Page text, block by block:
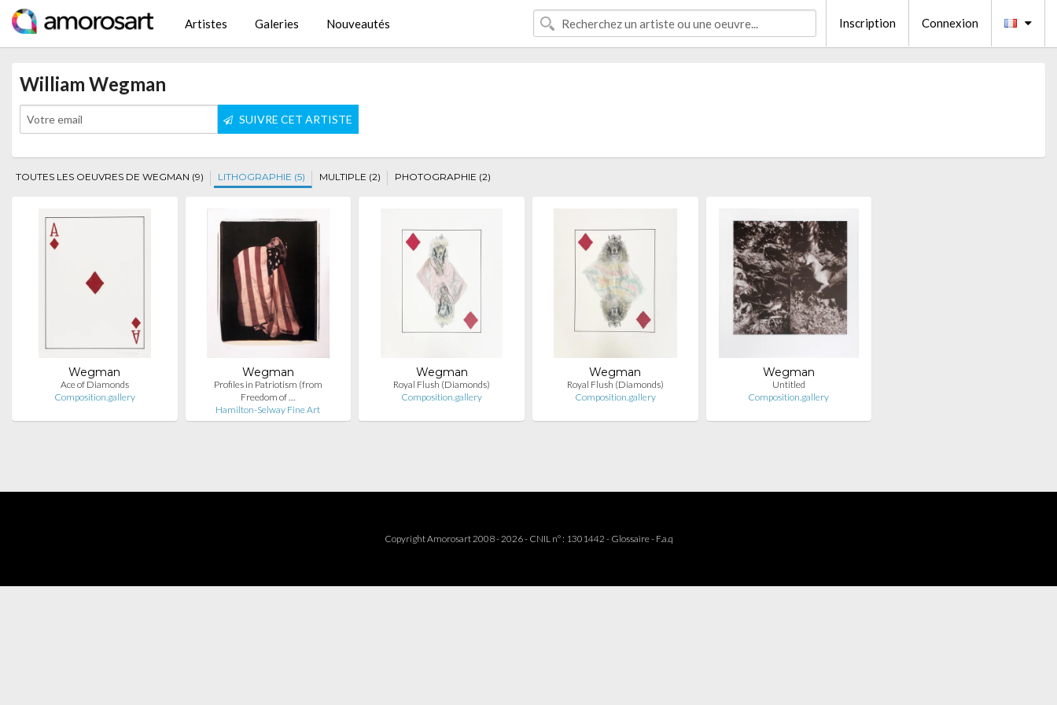
Artistes Galeries Nouveautés Inscription Connexion
William Wegman
SUIVRE CET ARTISTE
TOUTES LES OEUVRES DE WEGMAN (9) LITHOGRAPHIE (5) MULTIPLE (2) PHOTOGRAPHIE (2)
Wegman
Ace of Diamonds
Composition.gallery
Wegman
Profiles in Patriotism (from
Freedom of …
Hamilton-Selway Fine Art
Wegman
Royal Flush (Diamonds)
Composition.gallery
Wegman
Royal Flush (Diamonds)
Composition.gallery
Wegman
Untitled
Composition.gallery
Copyright Amorosart 2008 - 2026 - CNIL n° : 1301442 - Glossaire- F.a.q